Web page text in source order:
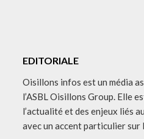
EDITORIALE
Oisillons infos est un média
l’ASBL Oisillons Group. Elle
l’actualité et des enjeux liés
avec un accent particulier sur